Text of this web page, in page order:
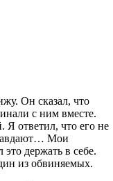
Он сказал, что
с ним вместе.
ответил, что его не
Мои
держать в себе.
из обвиняемых.